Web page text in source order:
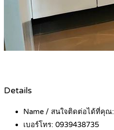
Details
Name / สนใจติดต่อได้ที่คุณ:
เบอร์โทร: 0939438735